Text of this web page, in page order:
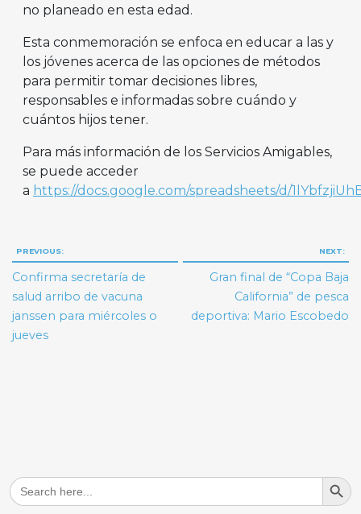
no planeado en esta edad.
Esta conmemoración se enfoca en educar a las y
los jóvenes acerca de las opciones de métodos
para permitir tomar decisiones libres,
responsables e informadas sobre cuándo y
cuántos hijos tener.
Para más información de los Servicios Amigables,
se puede acceder
a https://docs.google.com/spreadsheets/d/
Navegación
de
entradas
PREVIOUS:
Confirma secretaría de
salud arribo de vacuna
janssen para miércoles o
jueves
NEXT:
Gran final de “Copa Baja
California” de pesca
deportiva: Mario Escobedo
Search
for:
Search